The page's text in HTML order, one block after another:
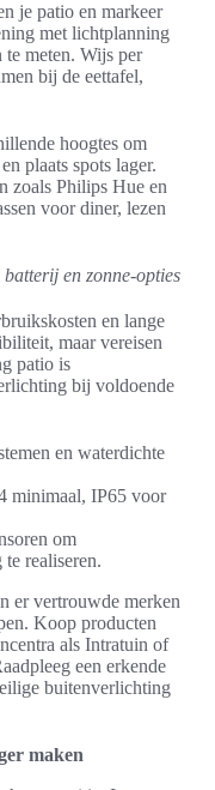
je patio en markeer
met lichtplanning
te meten. Wijs per
bij de eettafel,
hoogtes om
plaats spots lager.
zoals Philips Hue en
voor diner, lezen
en zonne-opties
en lange
maar vereisen
patio is
bij voldoende
en waterdichte
minimaal, IP65 voor
om
realiseren.
er vertrouwde merken
Koop producten
als Intratuin of
een erkende
buitenverlichting
maken